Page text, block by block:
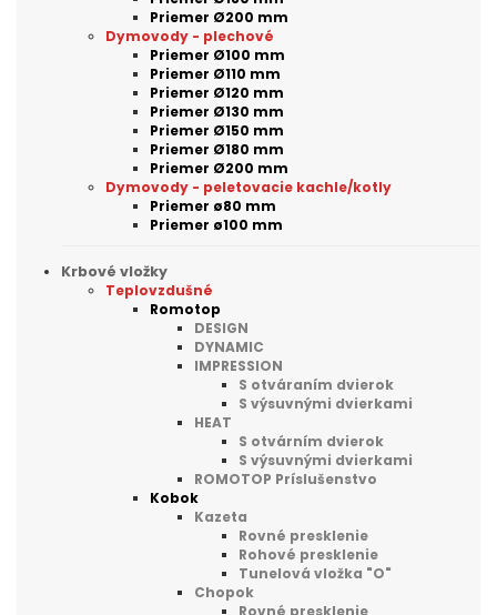
Priemer Ø200 mm
Dymovody - plechové
Priemer Ø100 mm
Priemer Ø110 mm
Priemer Ø120 mm
Priemer Ø130 mm
Priemer Ø150 mm
Priemer Ø180 mm
Priemer Ø200 mm
Dymovody - peletovacie kachle/kotly
Priemer ø80 mm
Priemer ø100 mm
Krbové vložky
Teplovzdušné
Romotop
DESIGN
DYNAMIC
IMPRESSION
S otváraním dvierok
S výsuvnými dvierkami
HEAT
S otvárním dvierok
S výsuvnými dvierkami
ROMOTOP Príslušenstvo
Kobok
Kazeta
Rovné presklenie
Rohové presklenie
Tunelová vložka "O"
Chopok
Rovné presklenie